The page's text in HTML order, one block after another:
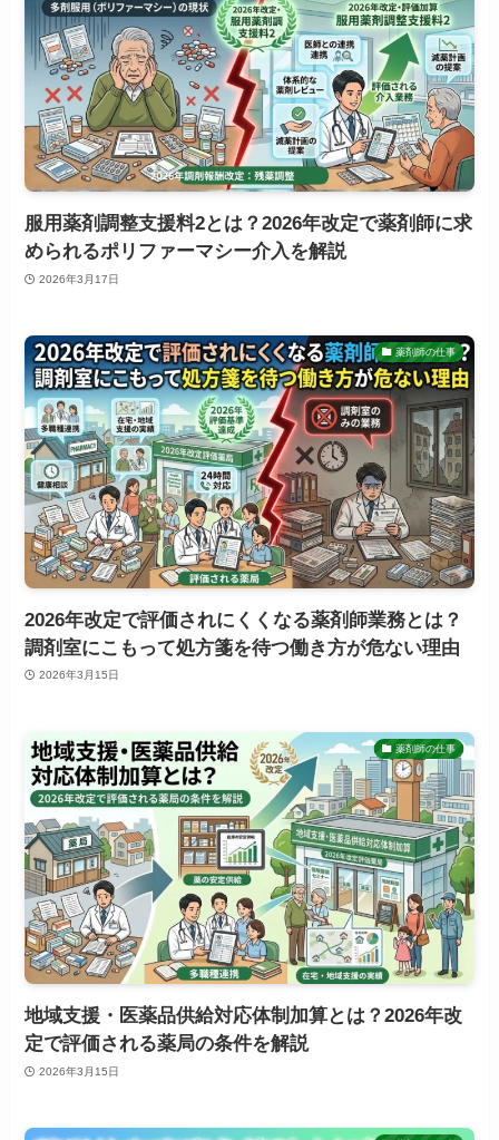
服用薬剤調整支援料2とは？2026年改定で薬剤師に求
められるポリファーマシー介入を解説
2026年3月17日
薬剤師の仕事
2026年改定で評価されにくくなる薬剤師業務とは？
調剤室にこもって処方箋を待つ働き方が危ない理由
2026年3月15日
薬剤師の仕事
地域支援・医薬品供給対応体制加算とは？2026年改
定で評価される薬局の条件を解説
2026年3月15日